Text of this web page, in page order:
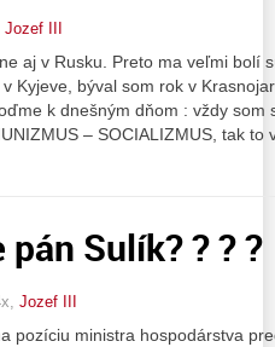
Jozef III
aj v Rusku. Preto ma veľmi bolí
Kyjeve, býval som rok v
k dnešným dňom : vždy som
– SOCIALIZMUS, tak
Sulík? ? ? ?
Jozef III
pozíciu ministra hospodárstva